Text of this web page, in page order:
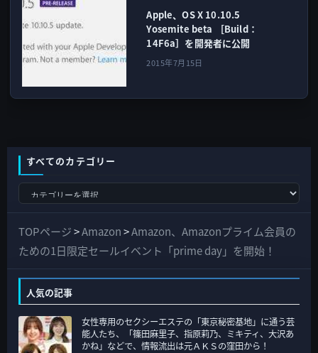
Apple、OS X 10.10.5
Yosemite beta ［Build：
14F6a］を開発者に公開
2015年7月15日
すべてのカテゴリー
て
の
ゴ
リ
ー
TOPページ>Amazon>Amazon、Amazonプライム会員の
ための1日限定セールイベント「prime day」を開始！
人気の記事
女性専用のセクシーエステの「東京秘密基地」に通う芸
能人たち、「篠田麻里子、指原莉乃、ミキティ、大沢あ
かね」などで、情報流出は元ＡＫＳの窪田から！